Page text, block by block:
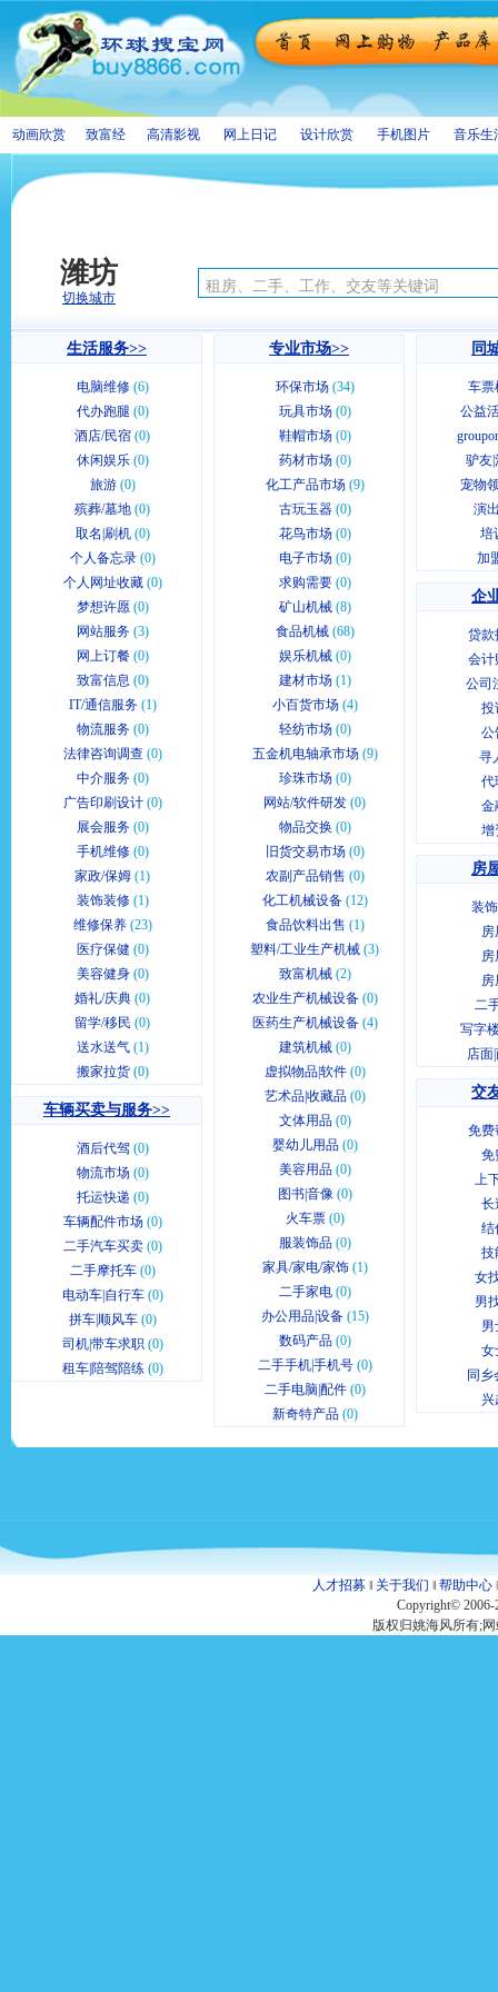
动画欣赏 致富经 高清影视 网上日记 设计欣赏 手机图片 音乐生
潍坊
切换城市
生活服务>>
电脑维修 (6)
代办跑腿 (0)
酒店/民宿 (0)
休闲娱乐 (0)
旅游 (0)
殡葬/墓地 (0)
取名|刷机 (0)
个人备忘录 (0)
个人网址收藏 (0)
梦想许愿 (0)
网站服务 (3)
网上订餐 (0)
致富信息 (0)
IT/通信服务 (1)
物流服务 (0)
法律咨询调查 (0)
中介服务 (0)
广告印刷设计 (0)
展会服务 (0)
手机维修 (0)
家政/保姆 (1)
装饰装修 (1)
维修保养 (23)
医疗保健 (0)
美容健身 (0)
婚礼/庆典 (0)
留学/移民 (0)
送水送气 (1)
搬家拉货 (0)
车辆买卖与服务>>
酒后代驾 (0)
物流市场 (0)
托运快递 (0)
车辆配件市场 (0)
二手汽车买卖 (0)
二手摩托车 (0)
电动车|自行车 (0)
拼车|顺风车 (0)
司机|带车求职 (0)
租车|陪驾陪练 (0)
专业市场>>
环保市场 (34)
玩具市场 (0)
鞋帽市场 (0)
药材市场 (0)
化工产品市场 (9)
古玩玉器 (0)
花鸟市场 (0)
电子市场 (0)
求购需要 (0)
矿山机械 (8)
食品机械 (68)
娱乐机械 (0)
建材市场 (1)
小百货市场 (4)
轻纺市场 (0)
五金机电轴承市场 (9)
珍珠市场 (0)
网站/软件研发 (0)
物品交换 (0)
旧货交易市场 (0)
农副产品销售 (0)
化工机械设备 (12)
食品饮料出售 (1)
塑料/工业生产机械 (3)
致富机械 (2)
农业生产机械设备 (0)
医药生产机械设备 (4)
建筑机械 (0)
虚拟物品|软件 (0)
艺术品|收藏品 (0)
文体用品 (0)
婴幼儿用品 (0)
美容用品 (0)
图书|音像 (0)
火车票 (0)
服装饰品 (0)
家具/家电/家饰 (1)
二手家电 (0)
办公用品|设备 (15)
数码产品 (0)
二手手机|手机号 (0)
二手电脑|配件 (0)
新奇特产品 (0)
同
车票
公益
驴友|
宠物
演
培
加
企
贷款
会计
公司
投
公
寻
代
金
增
房
装
房
房
房
二
写字
店面
交
免费
免
上
长
结
技
女
男
男
女
同乡
兴
人才招募 ‖ 关于我们 ‖ 帮助中心
Copyright© 2006-
版权归姚海风所有;